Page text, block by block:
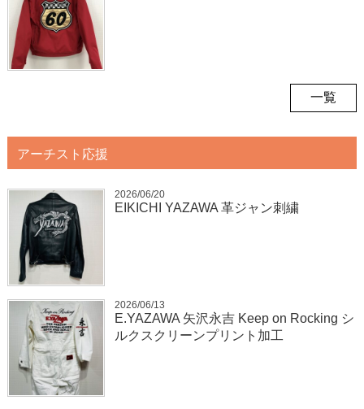
一覧
アーチスト応援
2026/06/20
EIKICHI YAZAWA 革ジャン刺繍
2026/06/13
E.YAZAWA 矢沢永吉 Keep on Rocking シ
ルクスクリーンプリント加工